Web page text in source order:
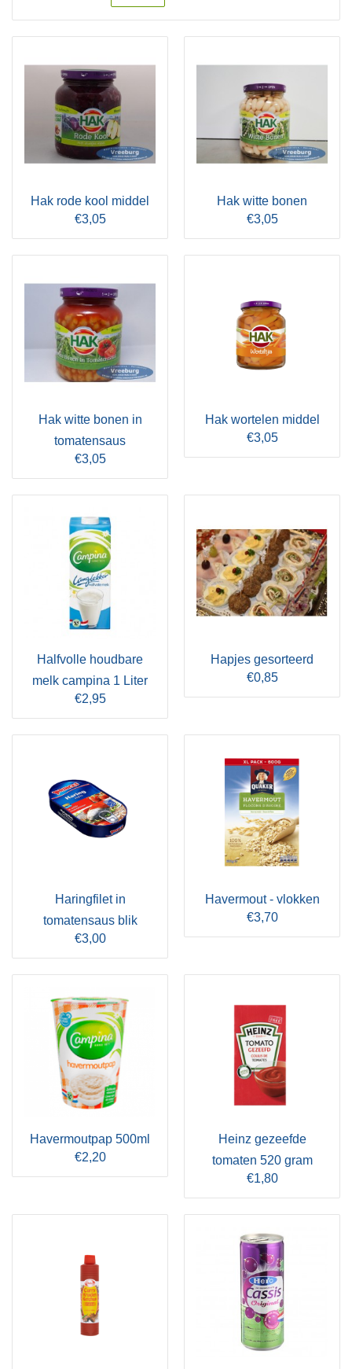
Hak rode kool middel
€3,05
Hak witte bonen
€3,05
Hak witte bonen in
tomatensaus
€3,05
Hak wortelen middel
€3,05
Halfvolle houdbare
melk campina 1 Liter
€2,95
Hapjes gesorteerd
€0,85
Haringfilet in
tomatensaus blik
€3,00
Havermout - vlokken
€3,70
Havermoutpap 500ml
€2,20
Heinz gezeefde
tomaten 520 gram
€1,80